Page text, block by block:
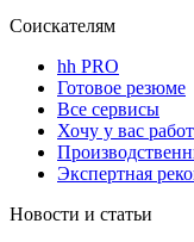
Соискателям
hh PRO
Готовое резюме
Все сервисы
Хочу у вас
Экспертная
Новости и статьи